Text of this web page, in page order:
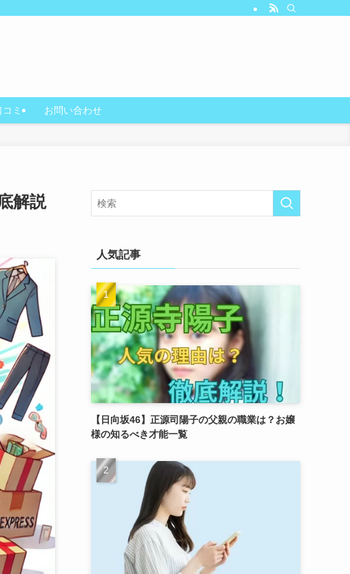
コミ お問い合わせ
解説
人気記事
【日向坂46】正源司陽子の父親の職業は？お嬢
様の知るべき才能一覧